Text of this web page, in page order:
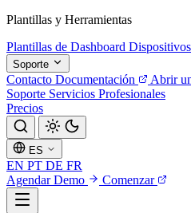
Plantillas y Herramientas
Plantillas de Dashboard
Soporte
Contacto Documentación Abrir
Soporte Servicios Profesionales
Precios
ES
EN PT DE FR
Agendar Demo
Comenzar